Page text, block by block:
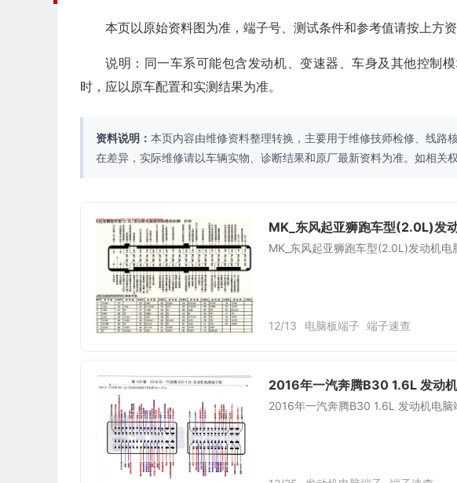
本页以原始资料图为准，端子号、测试条件和参考值请按上方资
说明：同一车系可能包含发动机、变速器、车身及其他控制
时，应以原车配置和实测结果为准。
资料说明： 本页内容由维修资料整理转换，主要用于维修技师检修、线路
在差异，实际维修请以车辆实物、诊断结果和原厂最新资料为准。如相关
MK_东风起亚狮跑车型(2.0L)发
MK_东风起亚狮跑车型(2.0L)发动机电
12/13 电脑板端子 端子速查
2016年一汽奔腾B30 1.6L 发动
2016年一汽奔腾B30 1.6L 发动机电脑